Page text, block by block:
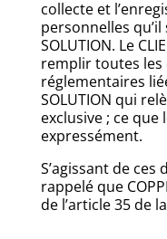
collecte et
personnelles qu’il
SOLUTION. Le
remplir toutes les
réglementaires
SOLUTION qui
exclusive ; ce que
expressément.
S’agissant de
rappelé que
de l’article 35 de